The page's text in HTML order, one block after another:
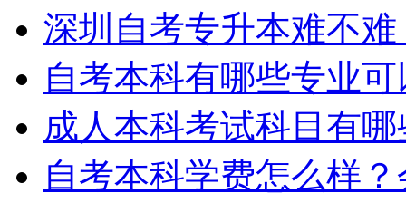
深圳自考专升本难不难
自考本科有哪些专业
成人本科考试科目有哪
自考本科学费怎么样